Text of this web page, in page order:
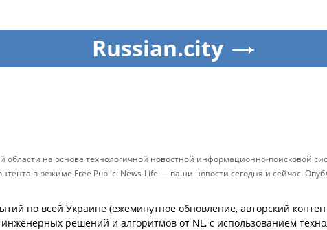
Russian.city
на основе технологичной новостной информационно-поисковой
в режиме Free Public. News-Life — ваши новости сегодня и сейчас.
по всей Украине (ежеминутное обновление, авторский
решений и алгоритмов от NL, с использованием